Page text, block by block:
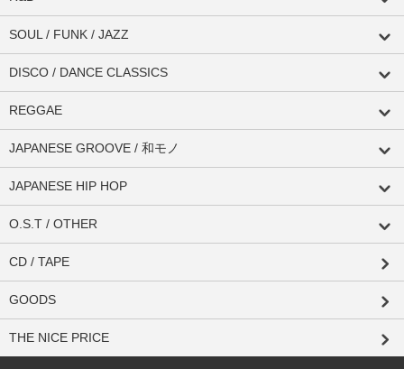
SOUL / FUNK / JAZZ
DISCO / DANCE CLASSICS
REGGAE
JAPANESE GROOVE / 和モノ
JAPANESE HIP HOP
O.S.T / OTHER
CD / TAPE
GOODS
THE NICE PRICE